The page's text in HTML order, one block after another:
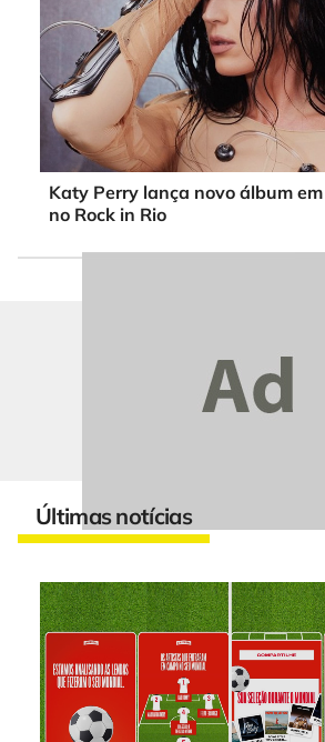
Katy Perry lança novo álbum
no Rock in Rio
Últimas notícias